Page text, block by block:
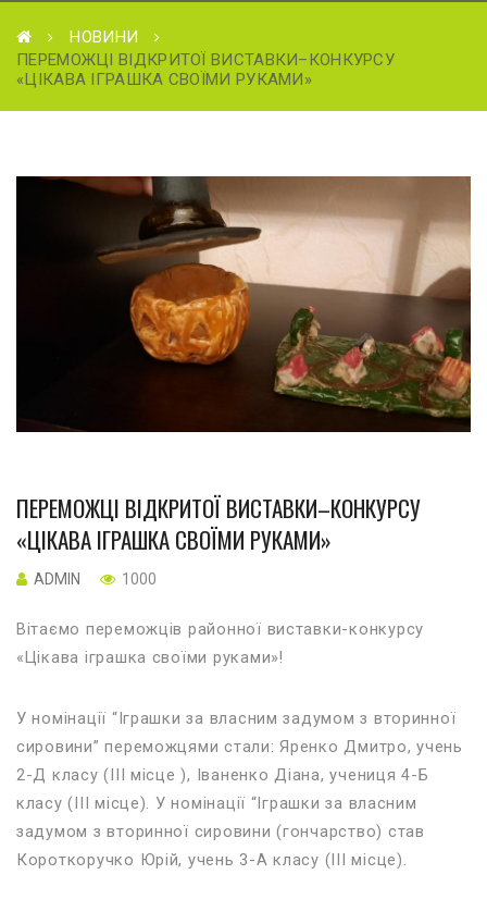
НОВИНИ
ПЕРЕМОЖЦІ ВІДКРИТОЇ ВИСТАВКИ–КОНКУРСУ
«ЦІКАВА ІГРАШКА СВОЇМИ РУКАМИ»
ПЕРЕМОЖЦІ ВІДКРИТОЇ ВИСТАВКИ–КОНКУРСУ
«ЦІКАВА ІГРАШКА СВОЇМИ РУКАМИ»
ADMIN 1000
Вітаємо переможців районної виставки-конкурсу
«Цікава іграшка своїми руками»!
У номінації “Іграшки за власним задумом з вторинної
сировини” переможцями стали: Яренко Дмитро, учень
2-Д класу (ІІІ місце ), Іваненко Діана, учениця 4-Б
класу (ІІІ місце). У номінації “Іграшки за власним
задумом з вторинної сировини (гончарство) став
Короткоручко Юрій, учень 3-А класу (ІІІ місце).